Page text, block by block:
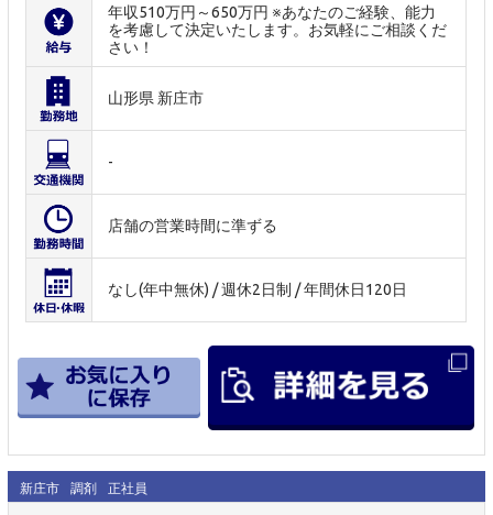
年収510万円～650万円 ※あなたのご経験、能力
を考慮して決定いたします。お気軽にご相談くだ
さい！
山形県 新庄市
-
店舗の営業時間に準ずる
なし(年中無休) / 週休2日制 / 年間休日120日
新庄市 調剤 正社員